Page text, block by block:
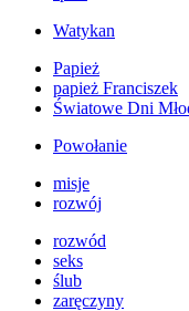
Watykan
Papież
papież Franciszek
Światowe Dni
Powołanie
misje
rozwój
rozwód
seks
ślub
zaręczyny